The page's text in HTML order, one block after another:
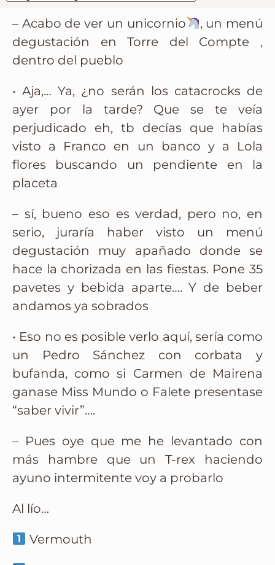
– Acabo de ver un unicornio
, un menú
degustación en Torre del Compte ,
dentro del pueblo
• Aja,… Ya, ¿no serán los catacrocks de
ayer por la tarde? Que se te veía
perjudicado eh, tb decías que habías
visto a Franco en un banco y a Lola
flores buscando un pendiente en la
placeta
– sí, bueno eso es verdad, pero no, en
serio, juraría haber visto un menú
degustación muy apañado donde se
hace la chorizada en las fiestas. Pone 35
pavetes y bebida aparte…. Y de beber
andamos ya sobrados
• Eso no es posible verlo aquí, sería como
un Pedro Sánchez con corbata y
bufanda, como si Carmen de Mairena
ganase Miss Mundo o Falete presentase
“saber vivir”….
– Pues oye que me he levantado con
más hambre que un T-rex haciendo
ayuno intermitente voy a probarlo
Al lío…
Vermouth